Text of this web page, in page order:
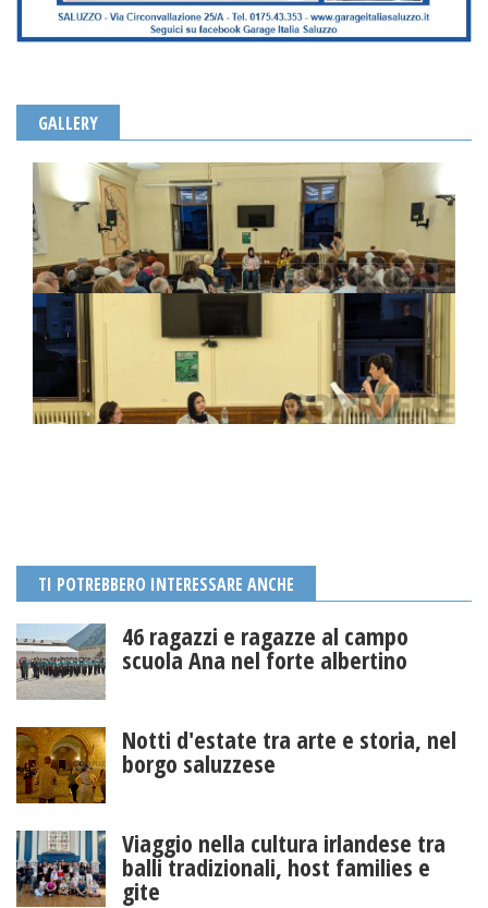
GALLERY
TI POTREBBERO INTERESSARE ANCHE
46 ragazzi e ragazze al campo
scuola Ana nel forte albertino
Notti d'estate tra arte e storia, nel
borgo saluzzese
Viaggio nella cultura irlandese tra
balli tradizionali, host families e
gite